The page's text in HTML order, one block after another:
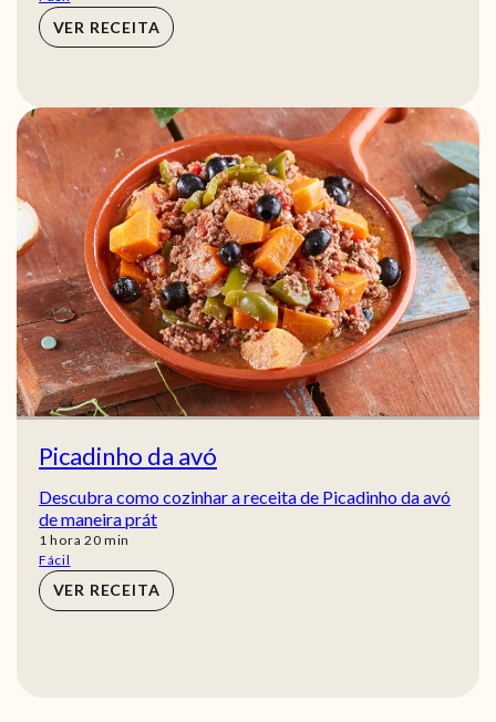
VER RECEITA
Picadinho da avó
Descubra como cozinhar a receita de Picadinho da avó
de maneira prát
1 hora
hora 20min
min
Fácil
VER RECEITA